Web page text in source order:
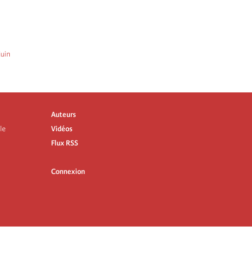
Auteurs
Vidéos
Flux RSS
Connexion